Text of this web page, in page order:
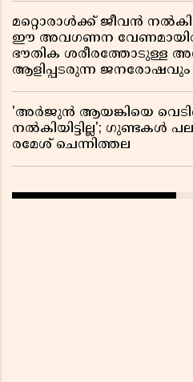
മറ്റൊരാൾക്ക് ജീവൻ
ഈ അവഗണന
ഭൗതിക ശരീരത്തോടുള്ള
ആളിപ്പടരുന്ന ജനരോഷവും
'അർജുൻ ആയങ്കിയെ
നൽകിയിട്ടില്ല'; ഗുണ്ടകൾ
രമേശ് ചെന്നിത്തല